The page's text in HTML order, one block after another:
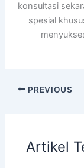
konsultasi
spesial
PREVIOUS
Artikel